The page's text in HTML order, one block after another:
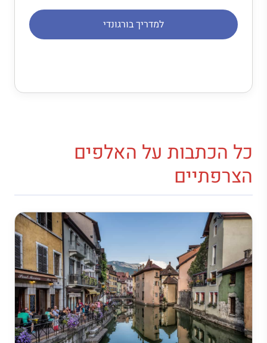
למדריך בורגונדי
כל הכתבות על האלפים
הצרפתיים